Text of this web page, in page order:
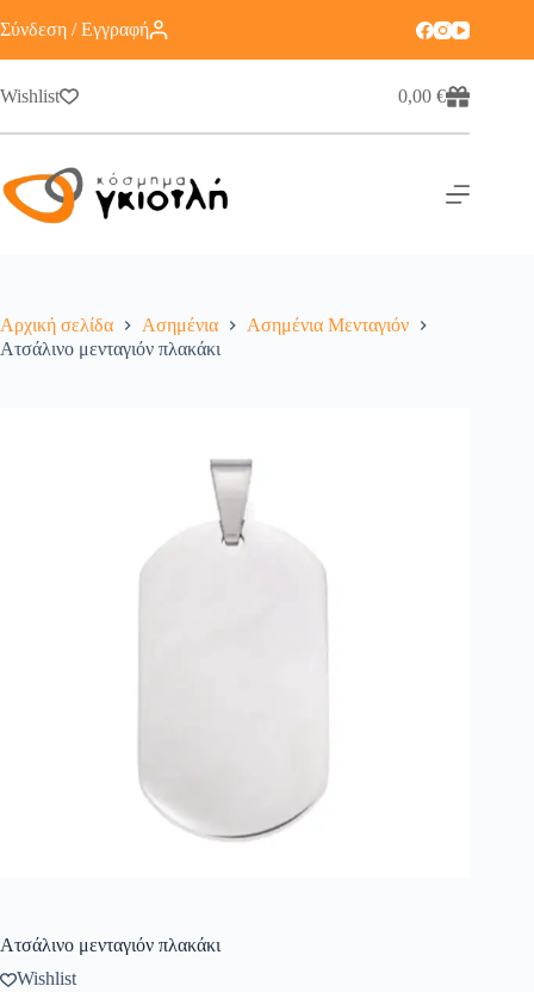
Σύνδεση / Εγγραφή
Wishlist 0,00€
Αρχική σελίδα Ασημένια
Ασημένια Μενταγιόν
Ατσάλινο μενταγιόν πλακάκι
Ατσάλινο μενταγιόν πλακάκι
Wishlist